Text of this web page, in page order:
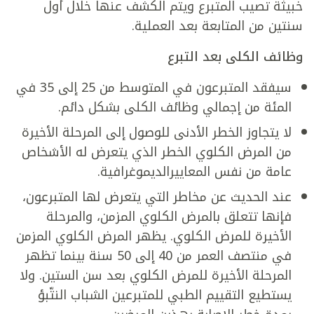
خبيثة تصيب المتبرع ويتم الكشف عنها خلال أول
سنتين من المتابعة بعد العملية.
وظائف الكلى بعد التبرع
سيفقد المتبرعون في المتوسط من 25 إلى 35 في
المئة من إجمالي وظائف الكلى بشكل دائم.
لا يتجاوز الخطر الأدنى للوصول إلى المرحلة الأخيرة
من المرض الكلوي الخطر الذي يتعرض له الأشخاص
عامة من نفس المعاييرالديموغرافية.
عند الحديث عن مخاطر التي يتعرض لها المتبرعون،
فإنها تتعلق بالمرض الكلوي المزمن، والمرحلة
الأخيرة للمرض الكلوي. يظهر المرض الكلوي المزمن
في منتصف العمر من 40 إلى 50 سنة بينما تظهر
المرحلة الأخيرة للمرض الكلوي بعد سن الستين. ولا
يستطيع التقييم الطبي للمتبرعين الشباب النتّبؤ